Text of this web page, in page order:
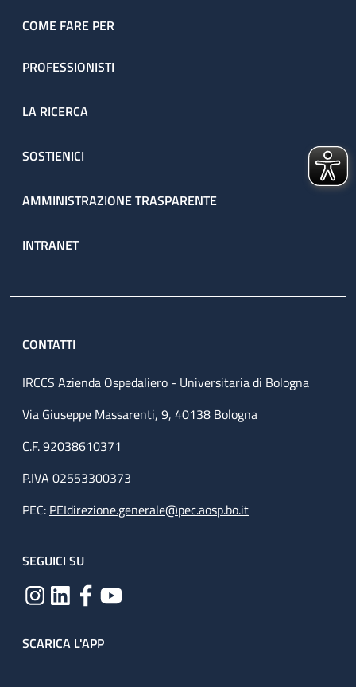
COME FARE PER
PROFESSIONISTI
LA RICERCA
SOSTIENICI
AMMINISTRAZIONE TRASPARENTE
INTRANET
CONTATTI
IRCCS Azienda Ospedaliero - Universitaria di Bologna
Via Giuseppe Massarenti, 9, 40138 Bologna
C.F. 92038610371
P.IVA 02553300373
PEC: PEIdirezione.generale@pec.aosp.bo.it
SEGUICI SU
SCARICA L'APP